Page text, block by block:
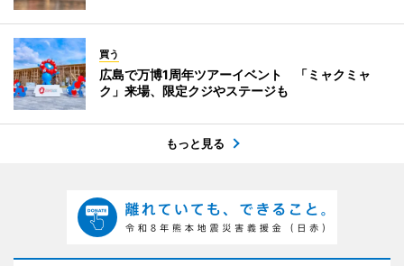
買う
広島で万博1周年ツアーイベント 「ミャクミャ
ク」来場、限定クジやステージも
もっと見る